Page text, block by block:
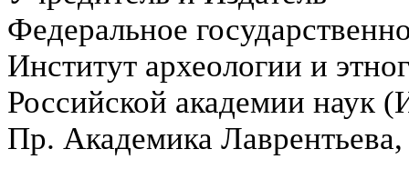
Федеральное
Институт археологии и
Российской академии
Пр. Академика